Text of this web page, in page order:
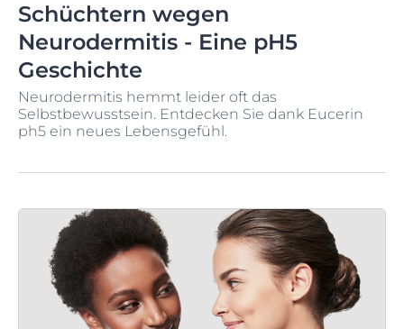
Schüchtern wegen
Neurodermitis - Eine pH5
Geschichte
Neurodermitis hemmt leider oft das
Selbstbewusstsein. Entdecken Sie dank Eucerin
ph5 ein neues Lebensgefühl.